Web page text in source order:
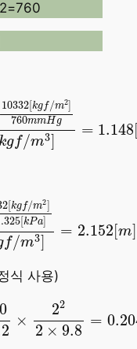
10332[kgf/m2]
760mmH g
kgf/m3]
= 1.148
[kgf/m2]
[kgf/m2]
[kPa]
f/m3]
= 2.152[m]
gf/m2]
식 사용)
×
22
2 × 9.8
=
×9.8